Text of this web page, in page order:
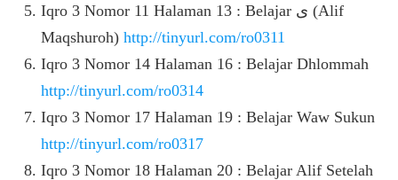
Iqro 3 Nomor 11 Halaman 13 : Belajar ى (Alif
Maqshuroh) http://tinyurl.com/ro0311
Iqro 3 Nomor 14 Halaman 16 : Belajar Dhlommah
http://tinyurl.com/ro0314
Iqro 3 Nomor 17 Halaman 19 : Belajar Waw Sukun
http://tinyurl.com/ro0317
Iqro 3 Nomor 18 Halaman 20 : Belajar Alif Setelah